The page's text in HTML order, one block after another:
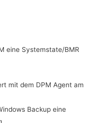
eine Systemstate/BMR
mit dem DPM Agent am
Backup eine